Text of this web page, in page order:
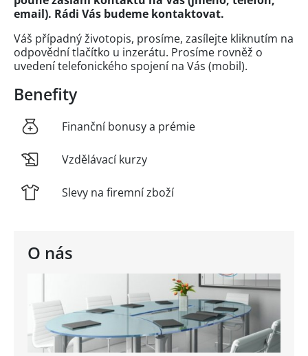
O nás
email). Rádi Vás budeme kontaktovat.
Váš případný životopis, prosíme, zasílejte kliknutím na
odpovědní tlačítko u inzerátu. Prosíme rovněž o
uvedení telefonického spojení na Vás (mobil).
Benefity
Finanční bonusy a prémie
Vzdělávací kurzy
Slevy na firemní zboží